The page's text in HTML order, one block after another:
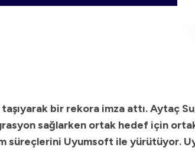
bir rekora imza attı. Aytaç
sağlarken ortak hedef için
süreçlerini Uyumsoft ile yürütüyor.